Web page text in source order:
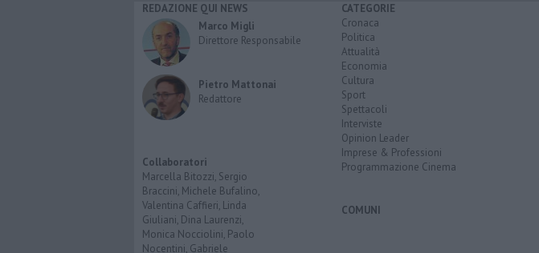
REDAZIONE QUI NEWS
Marco Migli
Direttore Responsabile
Pietro Mattonai
Redattore
Collaboratori
Marcella Bitozzi, Sergio
Braccini, Michele Bufalino,
Valentina Caffieri, Linda
Giuliani, Dina Laurenzi,
Monica Nocciolini, Paolo
Nocentini, Gabriele
CATEGORIE
Cronaca
Politica
Attualità
Economia
Cultura
Sport
Spettacoli
Interviste
Opinion Leader
Imprese & Professioni
Programmazione Cinema
COMUNI